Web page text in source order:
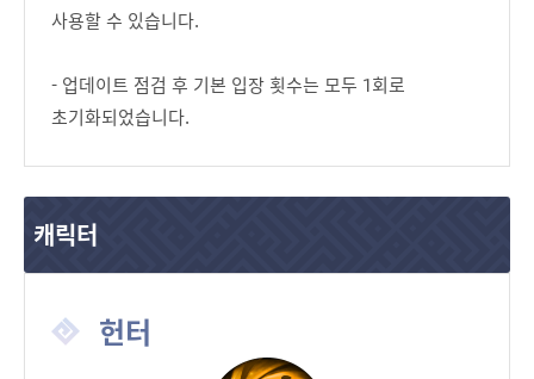
사용할 수 있습니다.
- 업데이트 점검 후 기본 입장 횟수는 모두 1회로
초기화되었습니다.
캐릭터
헌터